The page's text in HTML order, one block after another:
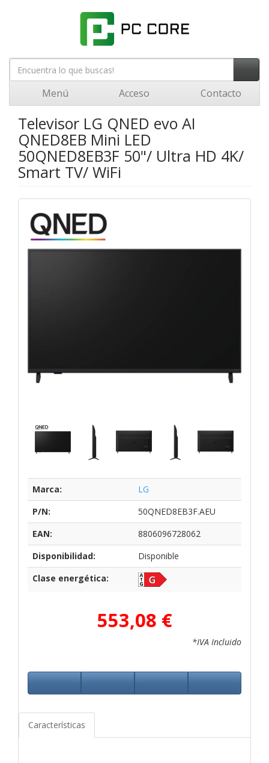
Menú Acceso Contacto
Televisor LG QNED evo AI
QNED8EB Mini LED
50QNED8EB3F 50"/ Ultra HD 4K/
Smart TV/ WiFi
Marca:
LG
P/N:
50QNED8EB3F.AEU
EAN:
8806096728062
Disponibilidad:
Disponible
Clase energética:
553,08 €
*IVA Incluido
Características